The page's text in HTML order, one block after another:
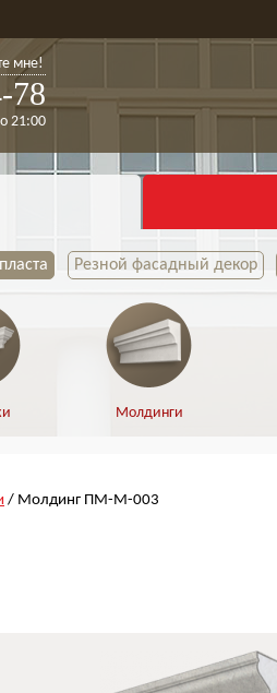
мне!
78
21:00
Резной фасадный декор
Молдинги
/ Молдинг ПМ-М-003